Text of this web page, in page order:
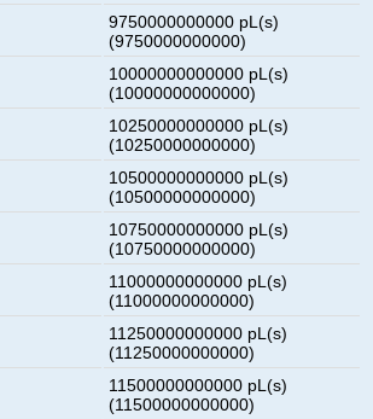
9750000000000 pL(s)
(9750000000000)
10000000000000 pL(s)
(10000000000000)
10250000000000 pL(s)
(10250000000000)
10500000000000 pL(s)
(10500000000000)
10750000000000 pL(s)
(10750000000000)
11000000000000 pL(s)
(11000000000000)
11250000000000 pL(s)
(11250000000000)
11500000000000 pL(s)
(11500000000000)